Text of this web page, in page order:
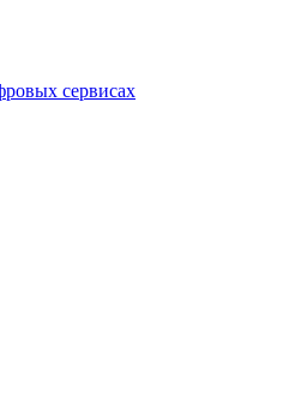
сервисах